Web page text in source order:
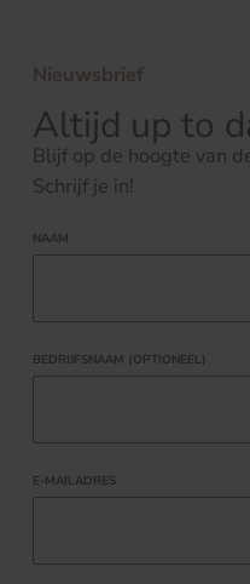
Nieuwsbrief
Altijd up to
Blijf op de hoogte van
Schrijf je in!
NAAM
BEDRIJFSNAAM (OPTIONEEL)
E-MAILADRES